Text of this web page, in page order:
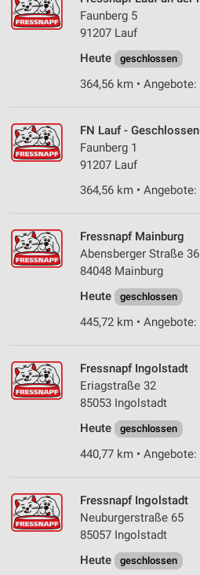
Faunberg 5
91207 Lauf
Heute
geschlossen
364,56 km •
FN Lauf - Geschlossen
Faunberg 1
91207 Lauf
364,56 km •
Fressnapf Mainburg
Abensberger Straße 36
84048 Mainburg
Heute
geschlossen
445,72 km •
Fressnapf Ingolstadt
Eriagstraße 32
85053 Ingolstadt
Heute
geschlossen
440,77 km •
Fressnapf Ingolstadt
Neuburgerstraße 65
85057 Ingolstadt
Heute
geschlossen
Speichern von oder Zugriff auf
auf einem Endgerät
Verwendung reduzierter Daten zur
Werbeanzeigen
Erstellung von Profilen für
Verwendung von Profilen zur
personalisierter Werbung
Erstellung von Profilen zur
von Inhalten
Verwendung von Profilen zur
personalisierter Inhalte
Messung der Werbeleistung
Messung der Performance von
Quellen
Entwicklung und Verbesserung der
Verwendung reduzierter Daten zur
Verwendung genauer
Geräte anhand von aktiv
Informationen identifizieren
Nicht-IAB-Verarbeitungszwecke: